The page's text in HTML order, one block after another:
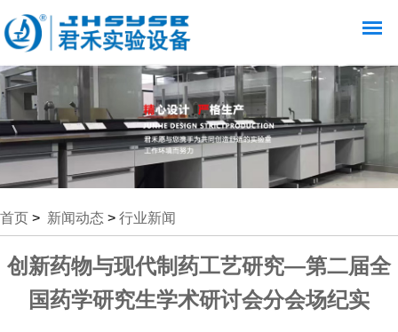
首页 > 新闻动态 > 行业新闻
创新药物与现代制药工艺研究—第二届全
国药学研究生学术研讨会分会场纪实